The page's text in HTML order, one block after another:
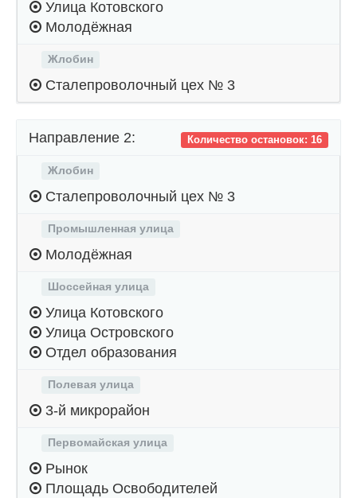
Улица Котовского
Молодёжная
Жлобин
Сталепроволочный цех № 3
Количество остановок: 16
Направление 2:
Жлобин
Сталепроволочный цех № 3
Промышленная улица
Молодёжная
Шоссейная улица
Улица Котовского
Улица Островского
Отдел образования
Полевая улица
3-й микрорайон
Первомайская улица
Рынок
Площадь Освободителей